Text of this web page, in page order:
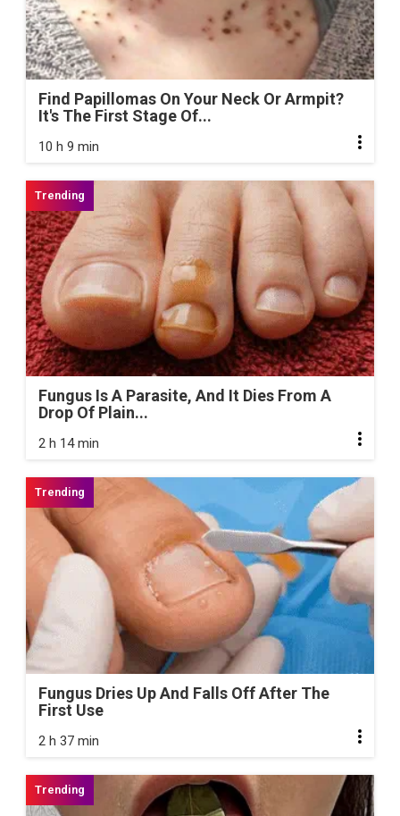
Find Papillomas On Your Neck Or Armpit?
It's The First Stage Of...
10 h 9 min
Fungus Is A Parasite, And It Dies From A
Drop Of Plain...
2 h 14 min
Fungus Dries Up And Falls Off After The
First Use
2 h 37 min